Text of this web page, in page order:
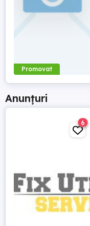
Promovat
Anunțuri
6